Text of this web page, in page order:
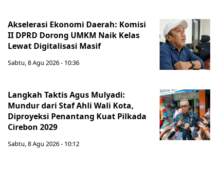
Akselerasi Ekonomi Daerah: Komisi
II DPRD Dorong UMKM Naik Kelas
Lewat Digitalisasi Masif
Sabtu, 8 Agu 2026 - 10:36
Langkah Taktis Agus Mulyadi:
Mundur dari Staf Ahli Wali Kota,
Diproyeksi Penantang Kuat Pilkada
Cirebon 2029
Sabtu, 8 Agu 2026 - 10:12